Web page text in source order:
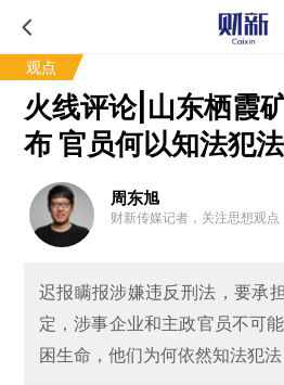
观点
火线评论|山东栖霞
布 官员何以知法犯法
周东旭
财新传媒记者，关注思想观点
迟报瞒报涉嫌违反刑法，要承
定，涉事企业和主政官员不可
困生命，他们为何依然知法犯